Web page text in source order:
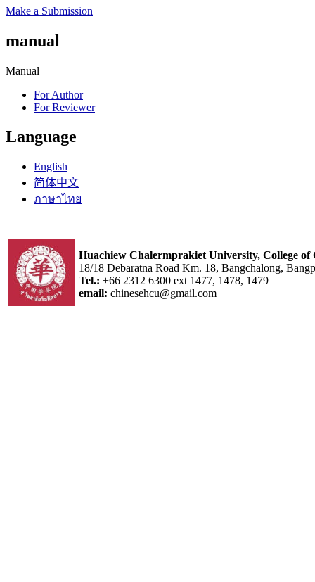
Make a Submission
manual
Manual
For Author
For Reviewer
Language
English
简体中文
ภาษาไทย
Huachiew Chalermprakiet University, College of
18/18 Debaratna Road Km. 18, Bangchalong,
Tel.: +66 2312 6300 ext 1477, 1478, 1479
email: chinesehcu@gmail.com